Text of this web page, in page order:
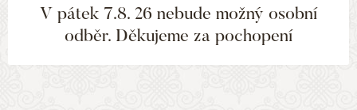
V pátek 7.8. 26 nebude možný osobní
odběr. Děkujeme za pochopení